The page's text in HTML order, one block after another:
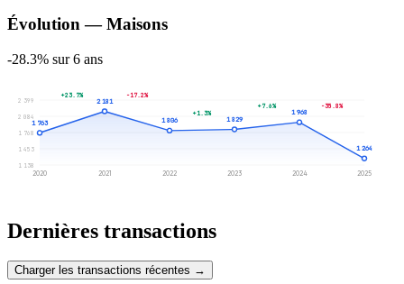
Évolution — Maisons
-28.3% sur 6 ans
1 138
1 453
1 768
2 084
2 399
1 763
2020
2 181
2021
1 806
2022
1 829
2023
1 968
2024
1 264
2025
+23.7% -17.2%
+1.3%
+7.6% -35.8%
Dernières transactions
Charger les transactions récentes →